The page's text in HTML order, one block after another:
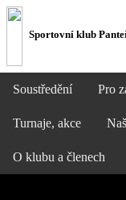
Sportovní klub
Soustředění Pro
Turnaje, akce
O klubu a členech